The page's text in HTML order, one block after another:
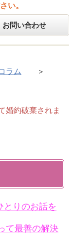
い。
お問い合わせ
ラム ＞
婚約破棄されま
とりのお話を
て最善の解決